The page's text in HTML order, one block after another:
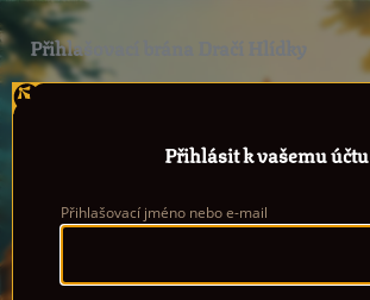
Přihlašovací brána Dračí Hlídky
Přihlásit k vašemu účtu
Přihlašovací jméno nebo e-mail